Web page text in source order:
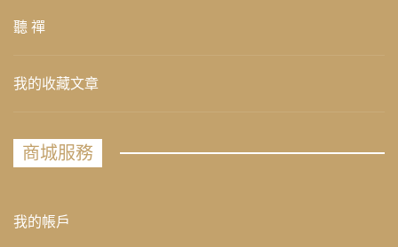
聽 禪
我的收藏文章
商城服務
我的帳戶